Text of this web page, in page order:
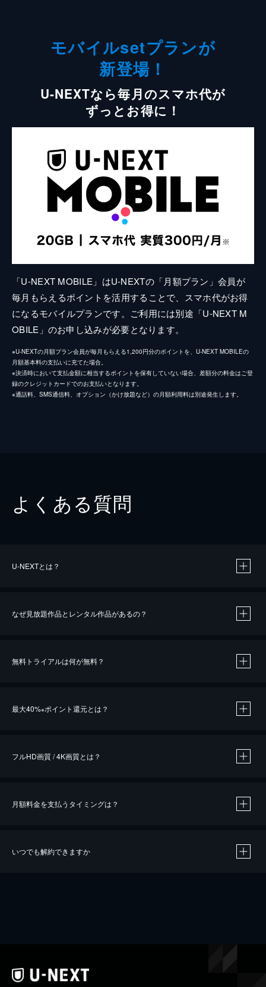
モバイルsetプランが
新登場！
U-NEXTなら毎月のスマホ代が
ずっとお得に！
「U-NEXT MOBILE」はU-NEXTの「月額プラン」会員が
毎月もらえるポイントを活用することで、スマホ代がお得
になるモバイルプランです。ご利用には別途「U-NEXT M
OBILE」のお申し込みが必要となります。
※U-NEXTの月額プラン会員が毎月もらえる1,200円分のポイントを、U-NEXT MOBILEの
月額基本料の支払いに充てた場合。
※決済時において支払金額に相当するポイントを保有していない場合、差額分の料金はご登
録のクレジットカードでのお支払いとなります。
※通話料、SMS通信料、オプション（かけ放題など）の月額利用料は別途発生します。
よくある質問
U-NEXTとは？
なぜ見放題作品とレンタル作品があるの？
無料トライアルは何が無料？
最大40%※ポイント還元とは？
※40％ポイント還元の対象は、クレジットカード決済による作品の購入 / レンタルです。
iOSアプリのUコイン決済による作品の購入 / レンタルは、20％のポイント還元です。
フルHD画質 / 4K画質とは？
月額料金を支払うタイミングは？
いつでも解約できますか